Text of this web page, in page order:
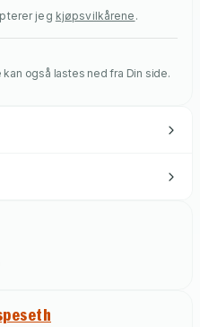
jeg kjøpsvilkårene .
også lastes ned fra Din side.